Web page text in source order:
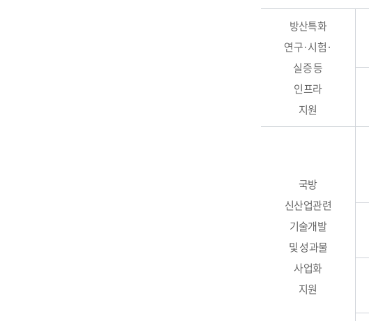
방산특화
연구·시험·
실증 등
인프라
지원
국방
신산업관련
기술개발
및 성과물
사업화
지원